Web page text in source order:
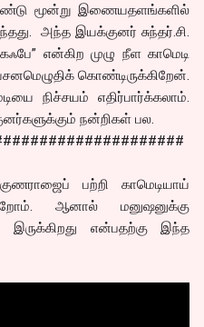
மூன்று இணையதளங்களில்
அந்த இயக்குனர் சுந்தர்.சி.
என்கிற முழு நீள காமெடி
கொண்டிருக்கிறேன்.
நிச்சயம் எதிர்பார்க்கலாம்.
நன்றிகள் பல.
பற்றி காமெடியாய்
ஆனால் மனுஷனுக்கு
இருக்கிறது என்பதற்கு இந்த